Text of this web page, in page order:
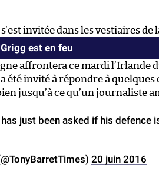
invitée dans les vestiaires de
est en feu
affrontera ce mardi l’Irlande
été invité à répondre à quelques
jusqu’à ce qu’un journaliste
just been asked if his defence
20 juin 2016